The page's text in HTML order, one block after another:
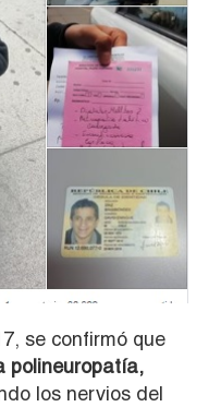
se confirmó que
polineuropatía,
los nervios del